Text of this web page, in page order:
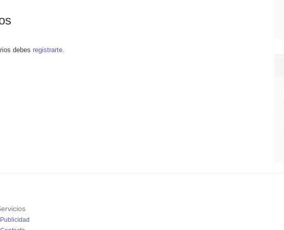
debes registrarte.
Publicidad